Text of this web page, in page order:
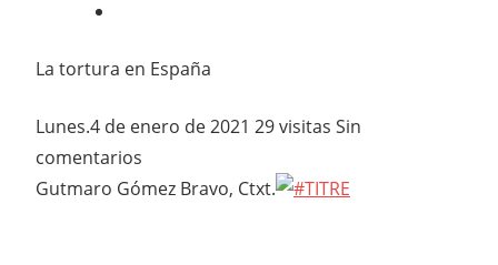
La tortura en España
Lunes.4 de enero de 2021 29 visitas Sin
comentarios
Gutmaro Gómez Bravo, Ctxt.